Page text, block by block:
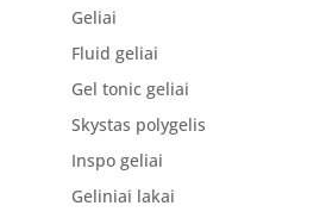
Geliai
Fluid geliai
Gel tonic geliai
Skystas polygelis
Inspo geliai
Geliniai lakai